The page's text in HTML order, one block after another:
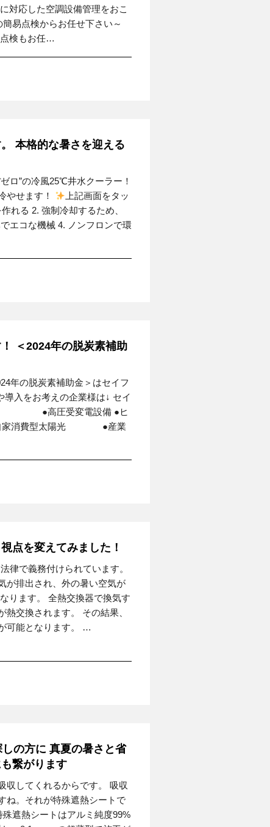
対応した空調設備管理をおこ
易点検からお任せ下さい～
点検もお任…
本格的な暑さを迎える
ロ”の冷風25℃井水クーラー！
やせます！
上記画面をタッ
れる 2. 強制冷却するため、
エコな機械 4. ノンフロンで環
＜2024年の脱炭素補助
年の脱炭素補助金＞はセイフ
入をお考えの企業様は↓ セイ
調 ●高圧受変電設備 ●ヒ
消費型太陽光 ●産業
点を変えてみました！
律で義務付けられています。
が排出され、外の暑い空気が
ります。 全熱交換器で換気す
交換されます。 その結果、
可能となります。 …
の方に 真夏の暑さと省
繋がります
収してくれるからです。 吸収
ね。それが特殊遮熱シートで
遮熱シートはアルミ純度99%